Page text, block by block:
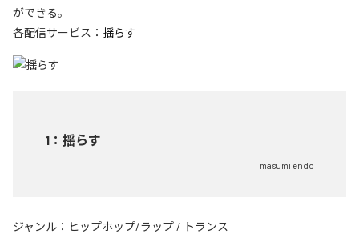
ができる。
各配信サービス： 揺らす
1 ： 揺らす
masumi endo
ジャンル： ヒップホップ/ラップ / トランス